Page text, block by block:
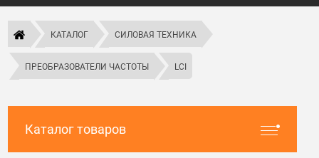
КАТАЛОГ СИЛОВАЯ ТЕХНИКА
ПРЕОБРАЗОВАТЕЛИ ЧАСТОТЫ LCI
Каталог товаров